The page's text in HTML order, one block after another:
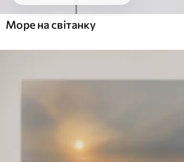
Море на світанку